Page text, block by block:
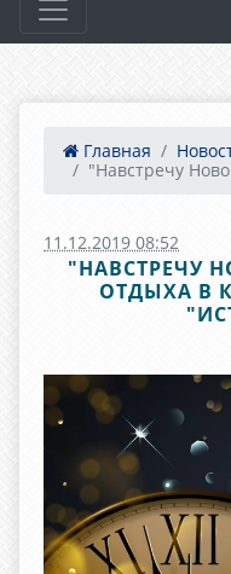
Главная
"Навстречу
11.12.2019 08:52
"НАВСТРЕЧУ
ОТДЫХА В